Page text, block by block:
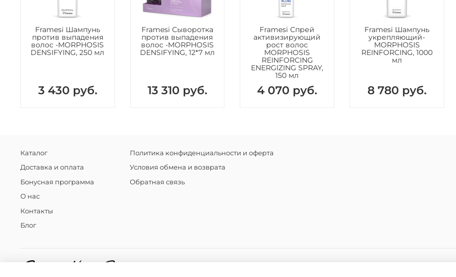
получен
Семена
путем
форме,
Он
Framesi Шампунь
против выпадения
волос -MORPHOSIS
DENSIFYING, 250 мл
3 430 руб.
Framesi Сыворотка
против выпадения
волос -MORPHOSIS
DENSIFYING, 12*7 мл
13 310 руб.
Framesi Спрей
активизирующий
рост волос
MORPHOSIS
REINFORCING
ENERGIZING SPRAY,
150 мл
4 070 руб.
Framesi Шампунь
укрепляющий-
MORPHOSIS
REINFORCING, 1000
мл
8 780 руб.
Каталог
Доставка и оплата
Бонусная программа
О нас
Контакты
Блог
Политика конфиденциальности и оферта
Условия обмена и возврата
Обратная связь